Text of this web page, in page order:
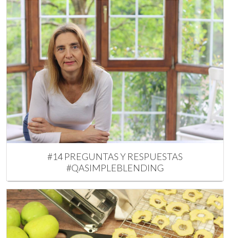
#14 PREGUNTAS Y RESPUESTAS
#QASIMPLEBLENDING